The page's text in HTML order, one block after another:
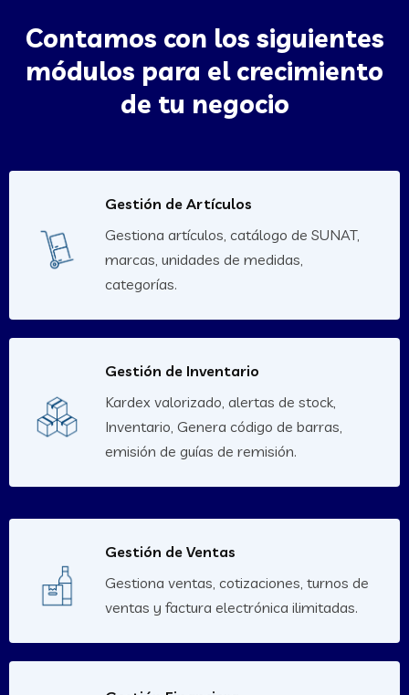
Contamos con los siguientes
módulos para el crecimiento
de tu negocio
Gestión de Artículos
Gestiona artículos, catálogo de SUNAT,
marcas, unidades de medidas,
categorías.
Gestión de Inventario
Kardex valorizado, alertas de stock,
Inventario, Genera código de barras,
emisión de guías de remisión.
Gestión de Ventas
Gestiona ventas, cotizaciones, turnos de
ventas y factura electrónica ilimitadas.